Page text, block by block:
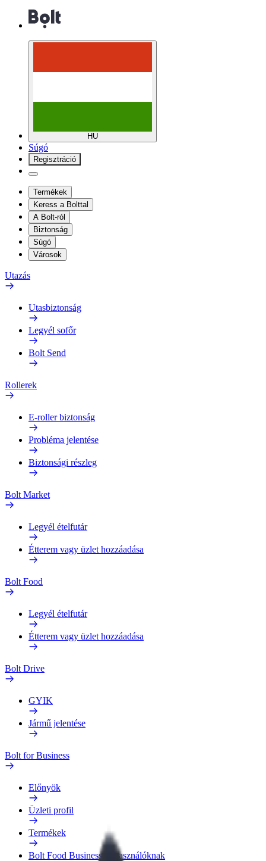
HU
Súgó
Regisztráció
Termékek
Keress a Bolttal
A Bolt-ról
Biztonság
Súgó
Városok
Utazás
Utasbiztonság
Legyél sofőr
Bolt Send
Rollerek
E-roller biztonság
Probléma jelentése
Biztonsági részleg
Bolt Market
Legyél ételfutár
Étterem vagy üzlet hozzáadása
Bolt Food
Legyél ételfutár
Étterem vagy üzlet hozzáadása
Bolt Drive
GYIK
Jármű jelentése
Bolt for Business
Előnyök
Üzleti profil
Termékek
Bolt Food Business felhasználóknak